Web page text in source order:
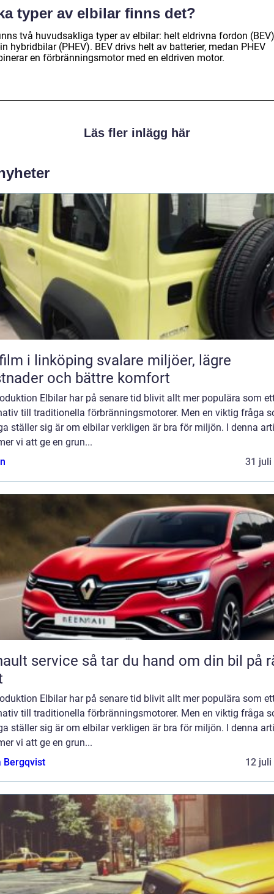
typer av elbilar finns det?
två huvudsakliga typer av elbilar: helt eldrivna fordon
hybridbilar (PHEV). BEV drivs helt av batterier, medan PHEV
en förbränningsmotor med en eldriven motor.
Läs fler inlägg här
svalare miljöer, lägre
och bättre komfort
Elbilar har på senare tid blivit allt mer populära som
till traditionella förbränningsmotorer. Men en viktig fråga
ställer sig är om elbilar verkligen är bra för miljön. I denna
vi att ge en grun...
31 juli
så tar du hand om din bil på rätt
Elbilar har på senare tid blivit allt mer populära som
till traditionella förbränningsmotorer. Men en viktig fråga
ställer sig är om elbilar verkligen är bra för miljön. I denna
vi att ge en grun...
Bergqvist
12 juli